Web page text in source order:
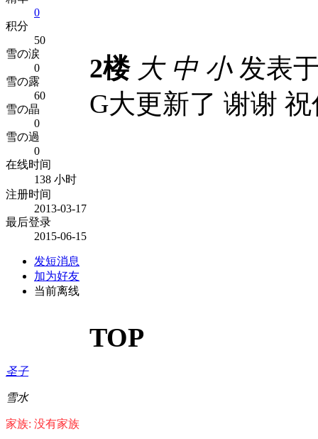
0
积分
50
雪の涙
0
雪の露
60
雪の晶
0
雪の過
0
在线时间
138 小时
注册时间
2013-03-17
最后登录
2015-06-15
发短消息
加为好友
当前离线
2楼 大 中 小发表
G大更新了 谢谢
TOP
圣子
雪水
家族: 没有家族